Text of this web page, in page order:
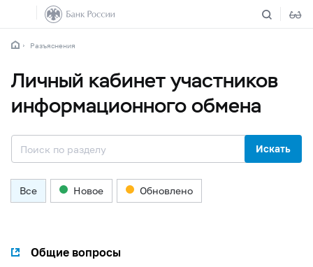
Разъяснения
Личный кабинет участников
информационного обмена
Искать
Все Новое Обновлено
Общие вопросы